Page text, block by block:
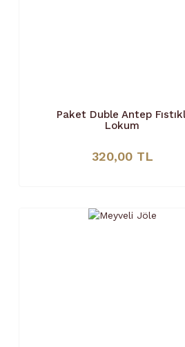
Paket Duble Antep
Lokum
320,00 TL